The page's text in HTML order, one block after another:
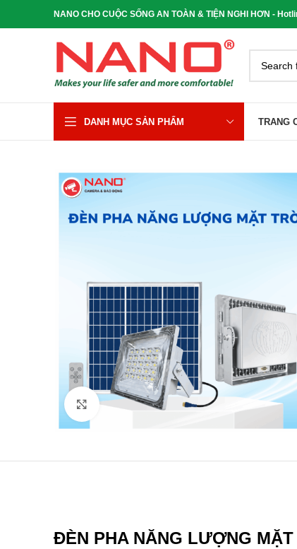
NANO CHO CUỘC SỐNG AN TOÀN & TIỆN NGHI HƠN -
DANH MỤC SẢN PHẨM TRANG
Click to enlarge
ĐÈN PHA NĂNG LƯỢNG